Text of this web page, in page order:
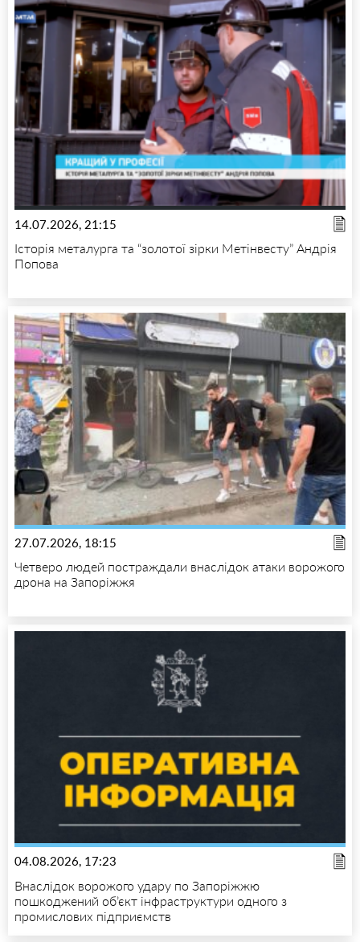
14.07.2026, 21:15
Історія металурга та “золотої зірки Метінвесту” Андрія
Попова
27.07.2026, 18:15
Четверо людей постраждали внаслідок атаки ворожого
дрона на Запоріжжя
04.08.2026, 17:23
Внаслідок ворожого удару по Запоріжжю
пошкоджений об’єкт інфраструктури одного з
промислових підприємств